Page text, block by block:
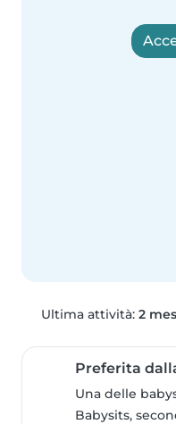
Ultima attività: 2
Preferita
Una delle
Babysits,